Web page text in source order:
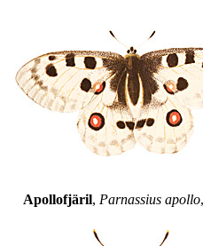
Apollofjäril, Parnassius apollo